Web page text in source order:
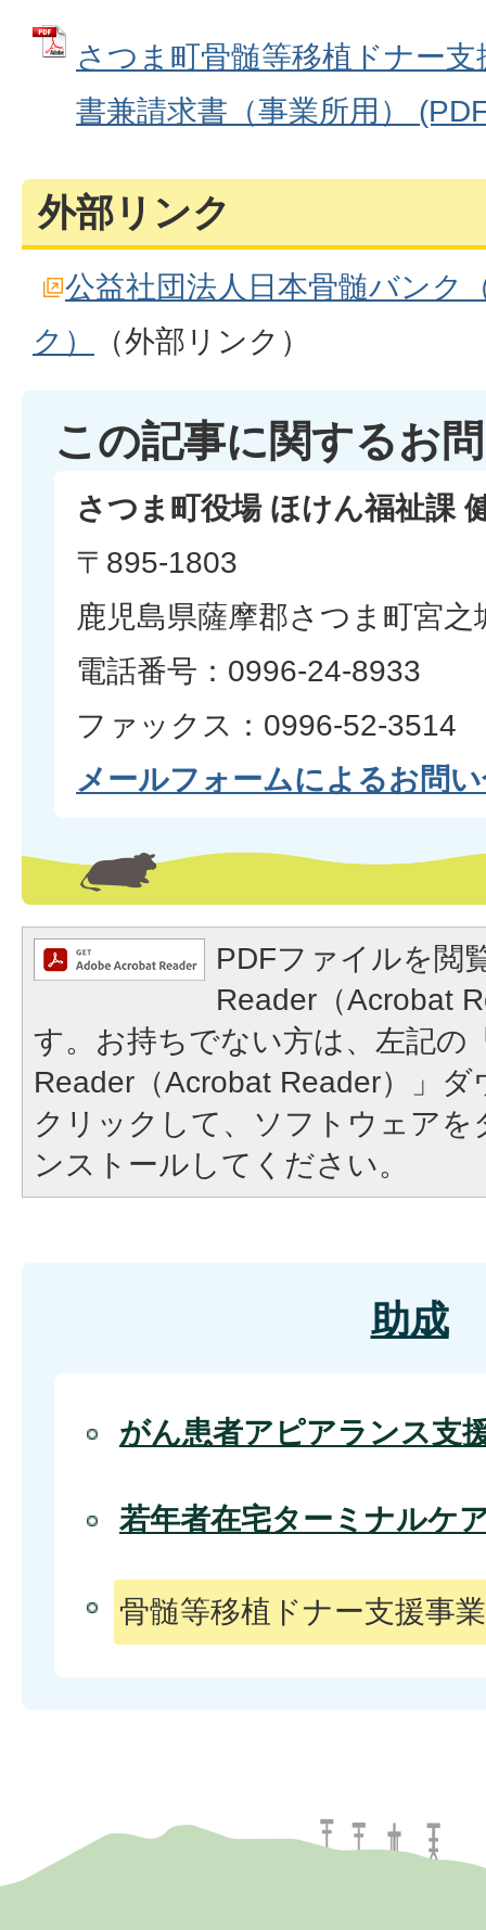
さつま町骨髄等移植ドナー
書兼請求書（事業所用）
外部リンク
公益社団法人日本骨髄バンク
ク）
（外部リンク）
この記事に関するお
さつま町役場 ほけん福祉課
〒895-1803
鹿児島県薩摩郡さつま町宮
電話番号：0996-24-8933
ファックス：0996-52-3514
メールフォームによるお問
PDFファイルを閲
Reader（Acrobat
す。お持ちでない方は、左記の
Reader（Acrobat Reader）」
クリックして、ソフトウェア
ンストールしてください。
助成
がん患者アピアランス支
若年者在宅ターミナルケ
骨髄等移植ドナー支援事業